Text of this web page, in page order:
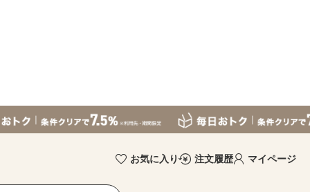
お気に入り 注文履歴 マイページ